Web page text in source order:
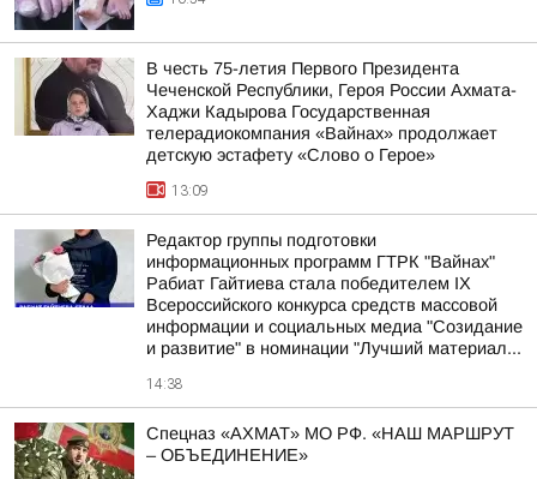
В честь 75-летия Первого Президента
Чеченской Республики, Героя России Ахмата-
Хаджи Кадырова Государственная
телерадиокомпания «Вайнах» продолжает
детскую эстафету «Слово о Герое»
13:09
Редактор группы подготовки
информационных программ ГТРК "Вайнах"
Рабиат Гайтиева стала победителем IX
Всероссийского конкурса средств массовой
информации и социальных медиа "Созидание
и развитие" в номинации "Лучший материал...
14:38
Спецназ «АХМАТ» МО РФ. «НАШ МАРШРУТ
– ОБЪЕДИНЕНИЕ»